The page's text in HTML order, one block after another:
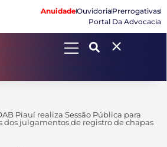
AnuidadeOuvidoriaPrerrogativas
Portal Da Advocacia
Piauí realiza Sessão Pública para
dos julgamentos de registro de chapas